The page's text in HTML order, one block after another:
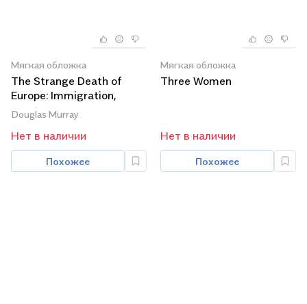
Мягкая обложка
The Strange Death of
Europe: Immigration,
Identity, Islam
Douglas Murray
Нет в наличии
Похожее
Мягкая обложка
Three Women
Нет в наличии
Похожее